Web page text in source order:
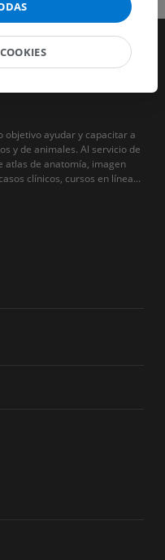
objetivo ayudar y capacitar a
y de animales. Al servicio de
atlas de anatomía, imagen
clínicos, cursos en línea...